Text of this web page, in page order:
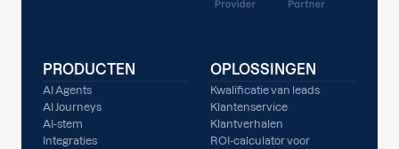
PRODUCTEN
AI Agents
AI Journeys
AI-stem
Integraties
OPLOSSINGEN
Kwalificatie van leads
Klantenservice
Klantverhalen
ROI-calculator voor